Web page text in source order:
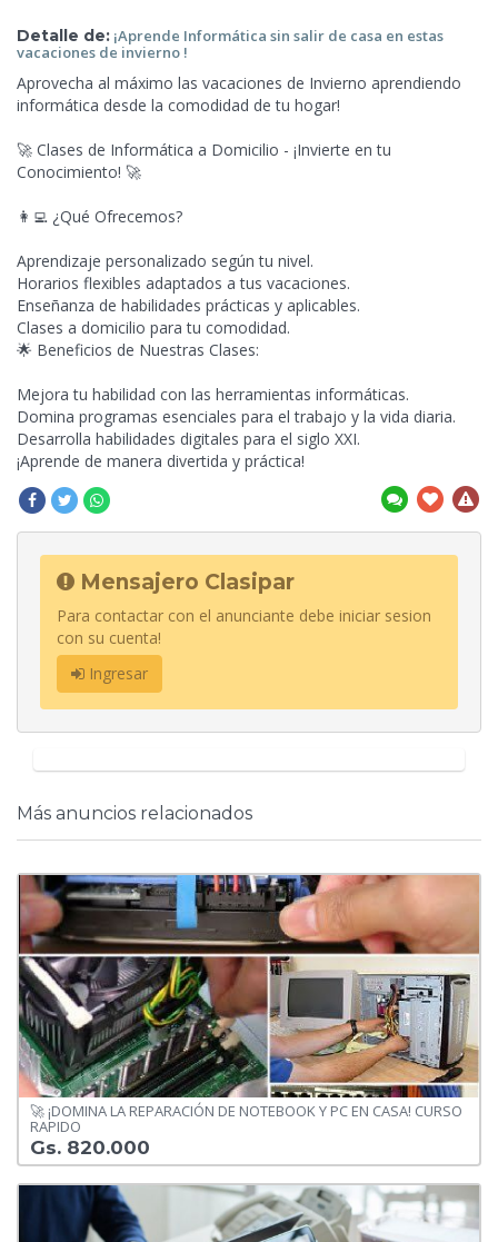
Detalle de: ¡Aprende Informática sin salir de casa en estas
vacaciones de invierno !
Aprovecha al máximo las vacaciones de Invierno aprendiendo
informática desde la comodidad de tu hogar!
🚀 Clases de Informática a Domicilio - ¡Invierte en tu
Conocimiento! 🚀
👩‍💻 ¿Qué Ofrecemos?
Aprendizaje personalizado según tu nivel.
Horarios flexibles adaptados a tus vacaciones.
Enseñanza de habilidades prácticas y aplicables.
Clases a domicilio para tu comodidad.
🌟 Beneficios de Nuestras Clases:
Mejora tu habilidad con las herramientas informáticas.
Domina programas esenciales para el trabajo y la vida diaria.
Desarrolla habilidades digitales para el siglo XXI.
¡Aprende de manera divertida y práctica!
Mensajero Clasipar
Para contactar con el anunciante debe iniciar sesion
con su cuenta!
Ingresar
Más anuncios relacionados
🚀 ¡DOMINA LA REPARACIÓN DE NOTEBOOK Y PC EN CASA! CURSO
RAPIDO
Gs. 820.000